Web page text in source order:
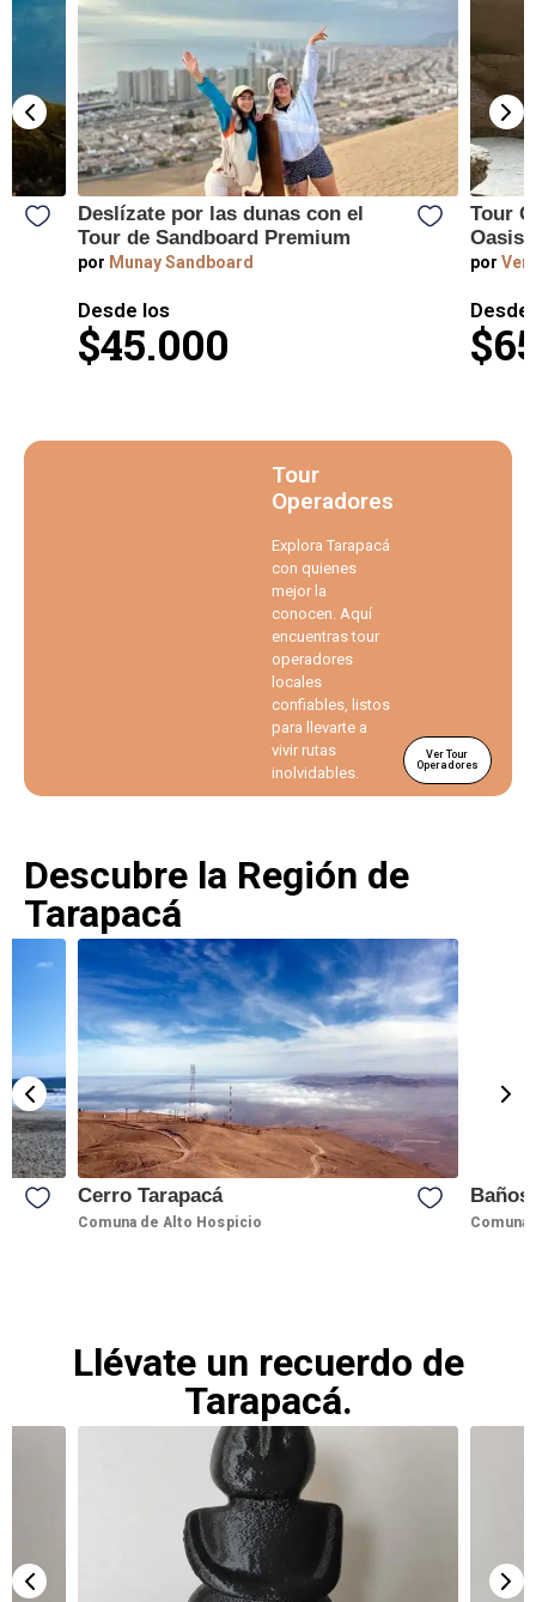
Deslízate por las dunas con el
Tour de Sandboard Premium
por Munay Sandboard
Desde los
$45.000
Tour
Oasis
por
Desde
Tour
Operadores
Explora Tarapacá
con quienes
mejor la
conocen. Aquí
encuentras tour
operadores
locales
confiables, listos
para llevarte a
vivir rutas
inolvidables.
Ver Tour
Operadores
Descubre la Región de
Tarapacá
Cerro Tarapacá
Comuna de Alto Hospicio
Baños
Comuna
Llévate un recuerdo de
Tarapacá.